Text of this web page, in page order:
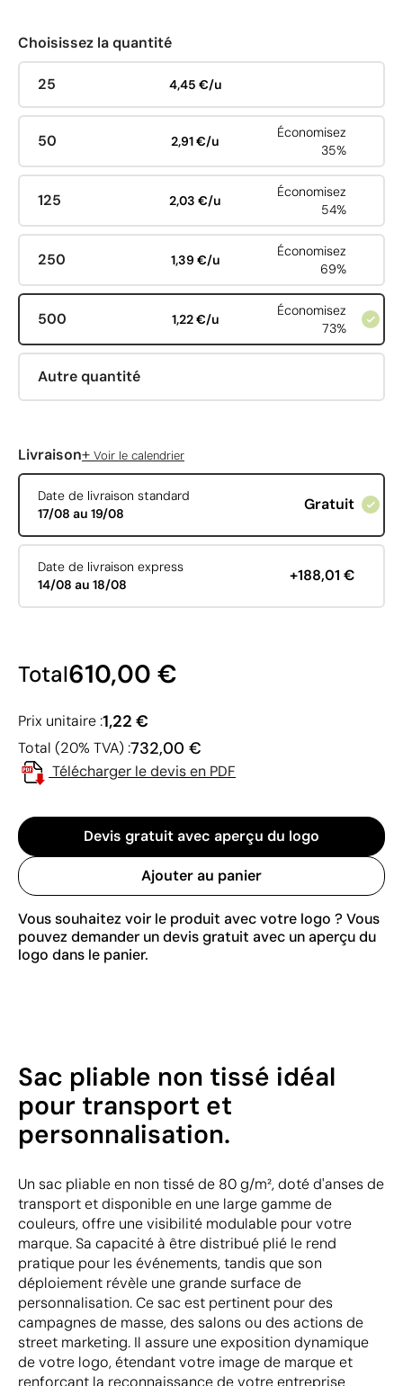
Choisissez la quantité
25 4,45 €/u
50 2,91 €/u
Économisez
35%
125 2,03 €/u
Économisez
54%
250 1,39 €/u
Économisez
69%
500 1,22 €/u
Économisez
73%
Autre quantité
Livraison+ Voir le calendrier
Date de livraison standard
17/08 au 19/08
Gratuit
Date de livraison express
14/08 au 18/08
+188,01 €
Total610,00 €
Prix unitaire :1,22 €
Total (20% TVA) :732,00 €
Télécharger le devis en PDF
Devis gratuit avec aperçu du logo
Ajouter au panier
Vous souhaitez voir le produit avec votre logo ? Vous
pouvez demander un devis gratuit avec un aperçu du
logo dans le panier.
Sac pliable non tissé idéal
pour transport et
personnalisation.
Un sac pliable en non tissé de 80 g/m², doté d'anses de
transport et disponible en une large gamme de
couleurs, offre une visibilité modulable pour votre
marque. Sa capacité à être distribué plié le rend
pratique pour les événements, tandis que son
déploiement révèle une grande surface de
personnalisation. Ce sac est pertinent pour des
campagnes de masse, des salons ou des actions de
street marketing. Il assure une exposition dynamique
de votre logo, étendant votre image de marque et
renforçant la reconnaissance de votre entreprise